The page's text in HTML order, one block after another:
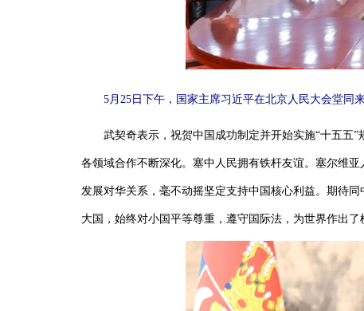
5月25日下午，国家主席习近平在北京人民大会堂
武契奇表示，祝贺中国成功制定并开始实施“十五五”
各领域合作不断深化。塞中人民拥有铁杆友谊。塞尔维
发展对华关系，毫不动摇坚定支持中国核心利益。期待
大国，始终对小国平等尊重，遵守国际法，为世界作出